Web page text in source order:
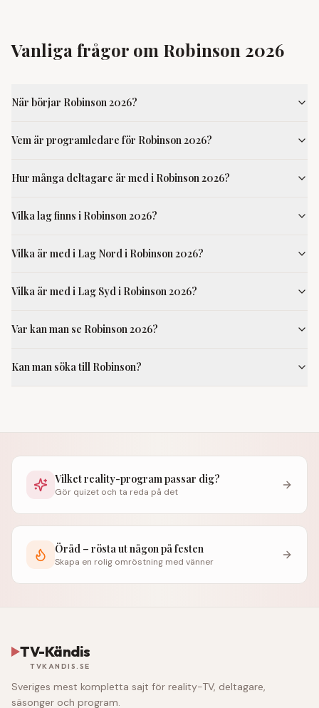
Vanliga frågor om Robinson 2026
När börjar Robinson 2026?
Vem är programledare för Robinson 2026?
Hur många deltagare är med i Robinson 2026?
Vilka lag finns i Robinson 2026?
Vilka är med i Lag Nord i Robinson 2026?
Vilka är med i Lag Syd i Robinson 2026?
Var kan man se Robinson 2026?
Kan man söka till Robinson?
Vilket reality-program passar dig?
Gör quizet och ta reda på det
Öråd – rösta ut någon på festen
Skapa en rolig omröstning med vänner
TV-Kändis
TVKANDIS.SE
Sveriges mest kompletta sajt för reality-TV, deltagare,
säsonger och program.